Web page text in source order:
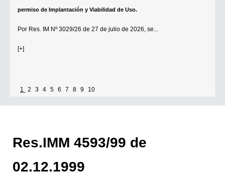
permiso de Implantación y Viabilidad de Uso.
Por Res. IM Nº 3029/26 de 27 de julio de 2026, se...
[+]
1 2 3 4 5 6 7 8 9 10
Res.IMM 4593/99 de
02.12.1999